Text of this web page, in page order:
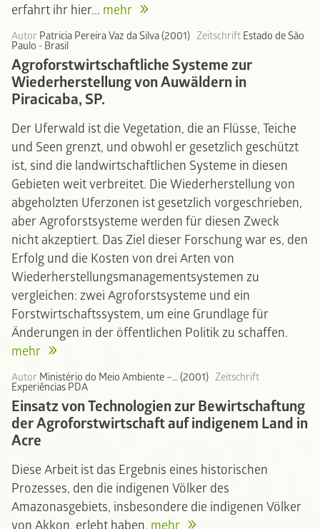
erfahrt ihr hier... mehr
Autor Patricia Pereira Vaz da Silva (2001) Zeitschrift Estado de São
Paulo - Brasil
Agroforstwirtschaftliche Systeme zur
Wiederherstellung von Auwäldern in
Piracicaba, SP.
Der Uferwald ist die Vegetation, die an Flüsse, Teiche
und Seen grenzt, und obwohl er gesetzlich geschützt
ist, sind die landwirtschaftlichen Systeme in diesen
Gebieten weit verbreitet. Die Wiederherstellung von
abgeholzten Uferzonen ist gesetzlich vorgeschrieben,
aber Agroforstsysteme werden für diesen Zweck
nicht akzeptiert. Das Ziel dieser Forschung war es, den
Erfolg und die Kosten von drei Arten von
Wiederherstellungsmanagementsystemen zu
vergleichen: zwei Agroforstsysteme und ein
Forstwirtschaftssystem, um eine Grundlage für
Änderungen in der öffentlichen Politik zu schaffen.
mehr
Autor Ministério do Meio Ambiente –… (2001) Zeitschrift
Experiências PDA
Einsatz von Technologien zur Bewirtschaftung
der Agroforstwirtschaft auf indigenem Land in
Acre
Diese Arbeit ist das Ergebnis eines historischen
Prozesses, den die indigenen Völker des
Amazonasgebiets, insbesondere die indigenen Völker
von Akkon, erlebt haben. mehr